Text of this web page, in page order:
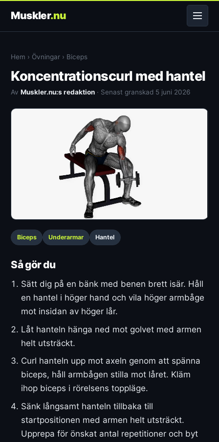
Muskler.nu
Hem › Övningar › Biceps
Koncentrationscurl med hantel
AvMuskler.nu:s redaktion · Senast granskad 5 juni 2026
Biceps Underarmar Hantel
Så gör du
Sätt dig på en bänk med benen brett isär. Håll
en hantel i höger hand och vila höger armbåge
mot insidan av höger lår.
Låt hanteln hänga ned mot golvet med armen
helt utsträckt.
Curl hanteln upp mot axeln genom att spänna
biceps, håll armbågen stilla mot låret. Kläm
ihop biceps i rörelsens toppläge.
Sänk långsamt hanteln tillbaka till
startpositionen med armen helt utsträckt.
Upprepa för önskat antal repetitioner och byt